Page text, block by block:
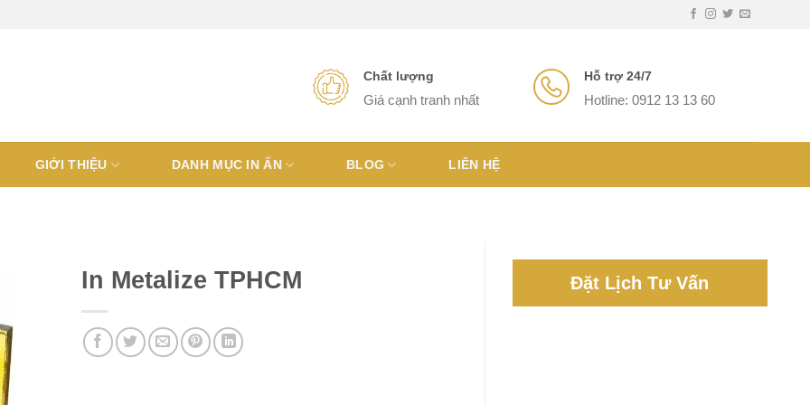
Chất lượng
Giá cạnh tranh nhất
Hỗ trợ 24/7
Hotline: 0912 13 13 60
GIỚI THIỆU DANH MỤC IN ẤN BLOG LIÊN HỆ
Đặt Lịch Tư Vấn
In Metalize TPHCM